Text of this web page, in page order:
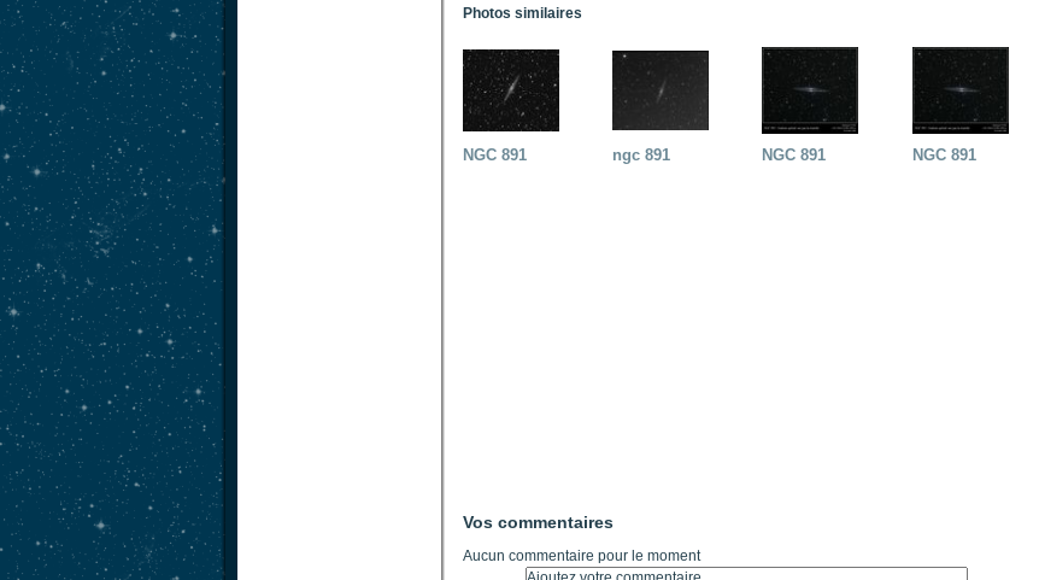
Photos similaires
NGC 891 ngc 891 NGC 891 NGC 891
Vos commentaires
Aucun commentaire pour le moment